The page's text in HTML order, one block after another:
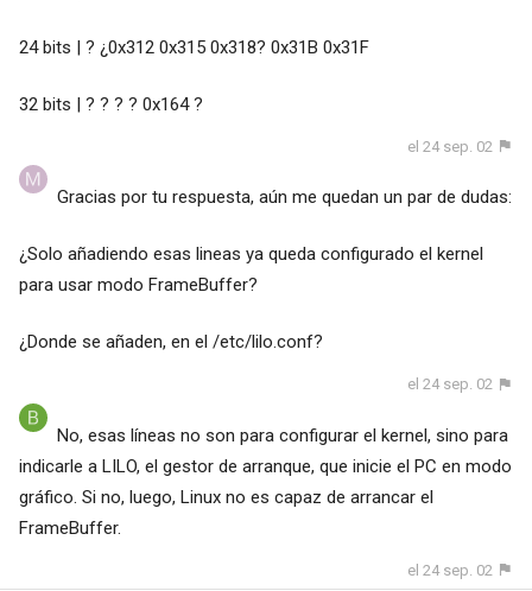
24 bits | ? ¿0x312 0x315 0x318? 0x31B 0x31F
32 bits | ? ? ? ? 0x164 ?
el 24 sep. 02
Gracias por tu respuesta, aún me quedan un par de dudas:
¿Solo añadiendo esas lineas ya queda configurado el kernel
para usar modo FrameBuffer?
¿Donde se añaden, en el /etc/lilo.conf?
el 24 sep. 02
No, esas líneas no son para configurar el kernel, sino para
indicarle a LILO, el gestor de arranque, que inicie el PC en modo
gráfico. Si no, luego, Linux no es capaz de arrancar el
FrameBuffer.
el 24 sep. 02